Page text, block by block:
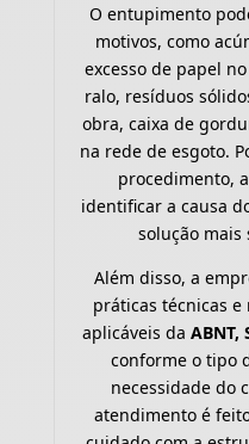
O entupimento
motivos, como
excesso de papel
ralo, resíduos
obra, caixa de
na rede de esgoto.
procedimento,
identificar a causa
solução mais
Além disso, a
práticas técnicas
aplicáveis da ABNT,
conforme o tipo
necessidade do
atendimento é